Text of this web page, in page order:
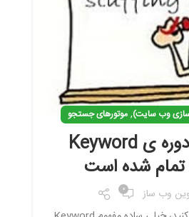
سازی وب سایت),موتورهای جستجو
آموزش سئو دوره ی Keyword
وب ساز 0